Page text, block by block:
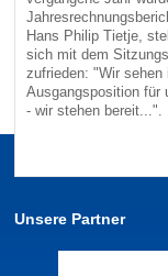
Hans Philip Tietje,
sich mit dem
zufrieden: "Wir
Ausgangsposition für
- wir stehen bereit...".
Unsere Partner